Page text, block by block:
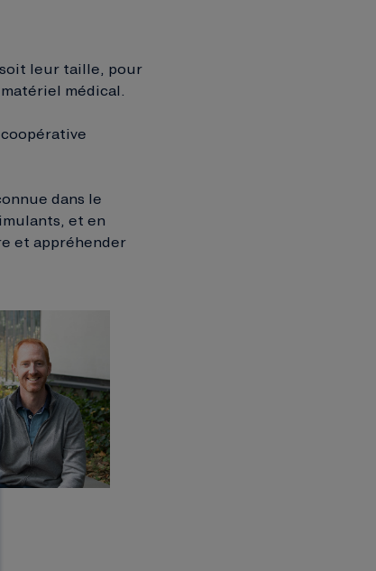
leur taille, pour
médical.
dans le
et en
et appréhender